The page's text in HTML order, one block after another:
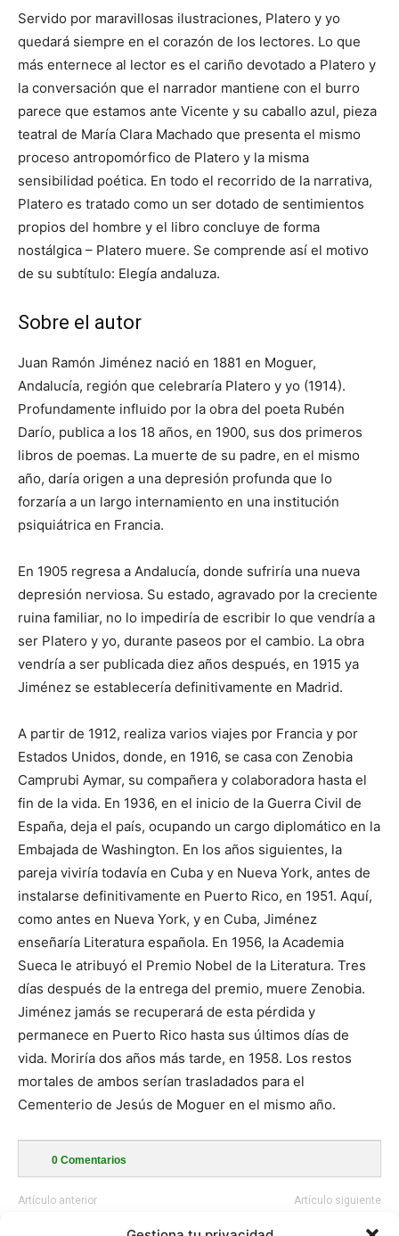
Servido por maravillosas ilustraciones, Platero y yo
quedará siempre en el corazón de los lectores. Lo que
más enternece al lector es el cariño devotado a Platero y
la conversación que el narrador mantiene con el burro
parece que estamos ante Vicente y su caballo azul, pieza
teatral de María Clara Machado que presenta el mismo
proceso antropomórfico de Platero y la misma
sensibilidad poética. En todo el recorrido de la narrativa,
Platero es tratado como un ser dotado de sentimientos
propios del hombre y el libro concluye de forma
nostálgica – Platero muere. Se comprende así el motivo
de su subtítulo: Elegía andaluza.
Sobre el autor
Juan Ramón Jiménez nació en 1881 en Moguer,
Andalucía, región que celebraría Platero y yo (1914).
Profundamente influido por la obra del poeta Rubén
Darío, publica a los 18 años, en 1900, sus dos primeros
libros de poemas. La muerte de su padre, en el mismo
año, daría origen a una depresión profunda que lo
forzaría a un largo internamiento en una institución
psiquiátrica en Francia.
En 1905 regresa a Andalucía, donde sufriría una nueva
depresión nerviosa. Su estado, agravado por la creciente
ruina familiar, no lo impediría de escribir lo que vendría a
ser Platero y yo, durante paseos por el cambio. La obra
vendría a ser publicada diez años después, en 1915 ya
Jiménez se establecería definitivamente en Madrid.
A partir de 1912, realiza varios viajes por Francia y por
Estados Unidos, donde, en 1916, se casa con Zenobia
Camprubi Aymar, su compañera y colaboradora hasta el
fin de la vida. En 1936, en el inicio de la Guerra Civil de
España, deja el país, ocupando un cargo diplomático en la
Embajada de Washington. En los años siguientes, la
pareja viviría todavía en Cuba y en Nueva York, antes de
instalarse definitivamente en Puerto Rico, en 1951. Aquí,
como antes en Nueva York, y en Cuba, Jiménez
enseñaría Literatura española. En 1956, la Academia
Sueca le atribuyó el Premio Nobel de la Literatura. Tres
días después de la entrega del premio, muere Zenobia.
Jiménez jamás se recuperará de esta pérdida y
permanece en Puerto Rico hasta sus últimos días de
vida. Moriría dos años más tarde, en 1958. Los restos
mortales de ambos serían trasladados para el
Cementerio de Jesús de Moguer en el mismo año.
0 Comentarios
Artículo anterior Artículo siguiente
La casa de Bernarda Alba